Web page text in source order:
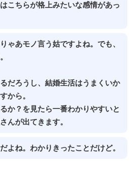
こちらが格上みたいな感情があっ
ゃあモノ言う姑ですよね。でも、
だろうし、結婚生活はうまくいか
から。
か？を見たら一番わかりやすいと
んが出てきます。
よね。わかりきったことだけど。